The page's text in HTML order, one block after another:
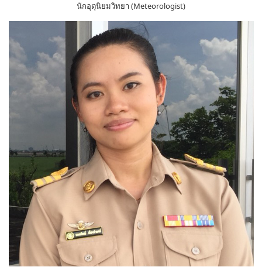
นักอุตุนิยมวิทยา (Meteorologist)